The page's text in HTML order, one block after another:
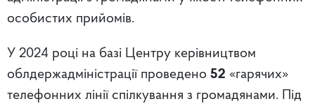
особистих прийомів.
У 2024 році на базі Центру керівництвом
облдержадміністрації проведено 52 «гарячих»
телефонних лінії спілкування з громадянами. Під